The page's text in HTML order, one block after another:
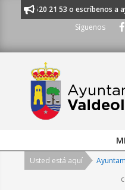
al 91 620 21 53 o escríbenos a
Síguenos
Navigation
Usted está aquí